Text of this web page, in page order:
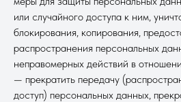
или случайного доступа к ним,
блокирования, копирования,
распространения персональных
неправомерных действий в
— прекратить передачу
доступ) персональных данных,